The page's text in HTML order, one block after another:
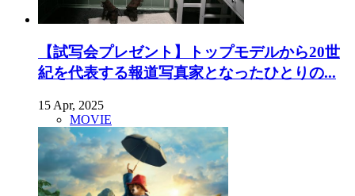
【試写会プレゼント】トップモデルから20世
紀を代表する報道写真家となったひとりの...
15 Apr, 2025
MOVIE